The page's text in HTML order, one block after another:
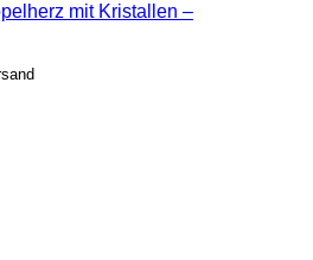
mit Kristallen –